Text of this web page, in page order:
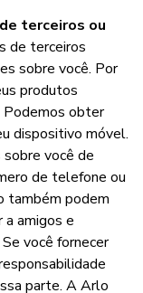
terceiros ou
de terceiros
sobre você. Por
produtos
Podemos obter
dispositivo móvel.
você de
de telefone ou
também podem
a amigos e
você fornecer
parte. A Arlo